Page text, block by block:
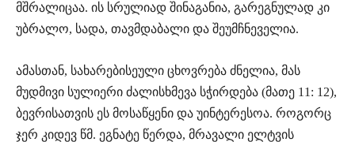
მშრალიცაა. ის სრულიად შინაგანია, გარეგნულად კი
უბრალო, სადა, თავმდაბალი და შეუმჩნეველია.
ამასთან, სახარებისეული ცხოვრება ძნელია, მას
მუდმივი სულიერი ძალისხმევა სჭირდება (მათე 11: 12),
ბევრისათვის ეს მოსაწყენი და უინტერესოა. როგორც
ჯერ კიდევ წმ. ეგნატე წერდა, მრავალი ელტვის